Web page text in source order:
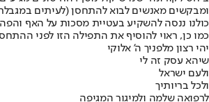
ומבקשים מאנשים לבוא להתחסן (לעיתים
כולנו ננסה להשקיע בעטיית מסכות על האף
כמו כן, ראוי להוסיף את התפילה הזו לפני
יהי רצון מלפניך ה' אלוקי
שיהא עסק זה לי
ולעם ישראל
ולכל בריותיך
לרפואה שלמה ולמיגור המגיפה